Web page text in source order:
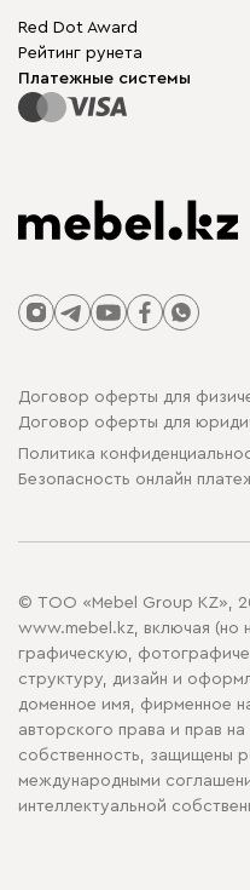
Карта сайта
Модульная мебель
Столы и стулья
Red Dot Award
Рейтинг рунета
Платежные системы
Договор оферты для
Договор оферты для
Политика
Безопасность онлайн
© ТОО «Mebel Group KZ»,
www.mebel.kz, включая (но
графическую,
структуру, дизайн и
доменное имя, фирменное
авторского права и прав
собственность, защищены
международными
интеллектуальной